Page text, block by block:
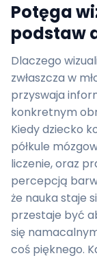
Potęga
podstaw
Dlaczego
zwłaszcza w
przyswaja
konkretnym
Kiedy dziecko
półkule
liczenie, oraz
percepcją
że nauka staje
przestaje być
się
coś pięknego.